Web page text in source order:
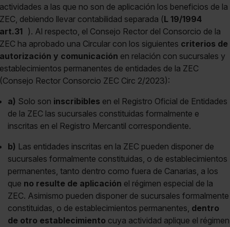
actividades a las que no son de aplicación los beneficios de la
ZEC, debiendo llevar contabilidad separada (L 19/1994
art.31 ). Al respecto, el Consejo Rector del Consorcio de la
ZEC ha aprobado una Circular con los siguientes criterios de
autorización y comunicación en relación con sucursales y
establecimientos permanentes de entidades de la ZEC
(Consejo Rector Consorcio ZEC Circ 2/2023):
a) Solo son inscribibles en el Registro Oficial de Entidades
de la ZEC las sucursales constituidas formalmente e
inscritas en el Registro Mercantil correspondiente.
b) Las entidades inscritas en la ZEC pueden disponer de
sucursales formalmente constituidas, o de establecimientos
permanentes, tanto dentro como fuera de Canarias, a los
que no resulte de aplicación el régimen especial de la
ZEC. Asimismo pueden disponer de sucursales formalmente
constituidas, o de establecimientos permanentes, dentro
de otro establecimiento cuya actividad aplique el régimen